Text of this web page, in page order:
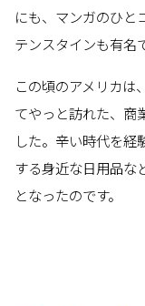
にも、マンガのひと
テンスタインも有名
この頃のアメリカは
てやっと訪れた、商
した。辛い時代を経
する身近な日用品な
となったのです。